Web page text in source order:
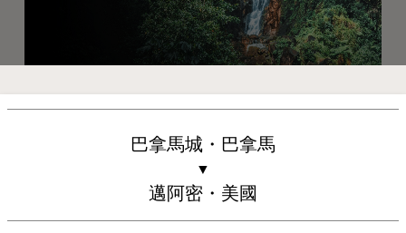
巴拿馬城・巴拿馬
▼
邁阿密・美國